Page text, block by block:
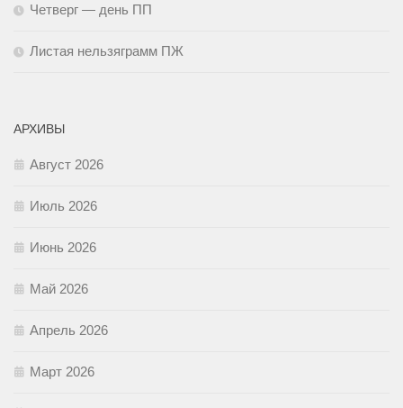
Четверг — день ПП
Листая нельзяграмм ПЖ
АРХИВЫ
Август 2026
Июль 2026
Июнь 2026
Май 2026
Апрель 2026
Март 2026